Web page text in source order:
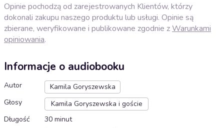
Opinie pochodzą od zarejestrowanych Klientów, którzy
dokonali zakupu naszego produktu lub usługi. Opinie są
zbierane, weryfikowane i publikowane zgodnie zWarunkami
opiniowania.
Informacje o audiobooku
Autor
Kamila Goryszewska
Głosy
Kamila Goryszewska i goście
Długość
30 minut